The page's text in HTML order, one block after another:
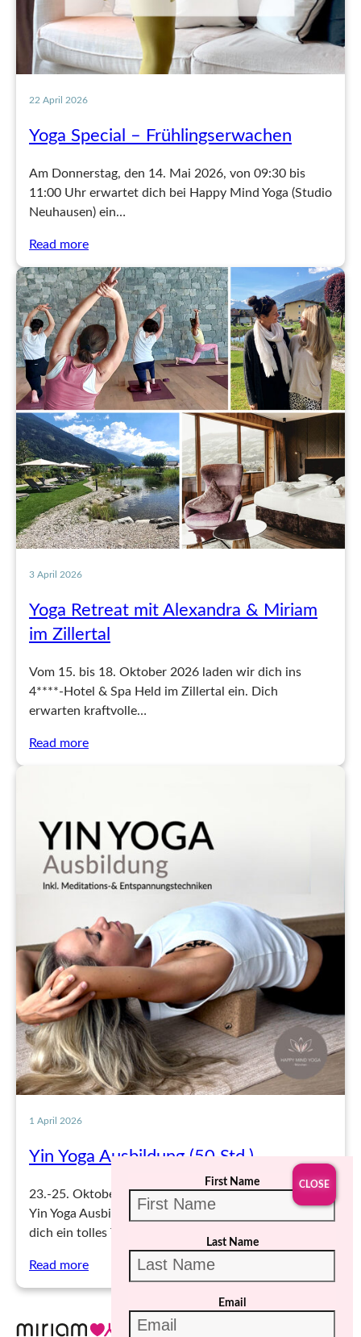
22 April 2026
Yoga Special – Frühlingserwachen
Am Donnerstag, den 14. Mai 2026, von 09:30 bis
11:00 Uhr erwartet dich bei Happy Mind Yoga (Studio
Neuhausen) ein…
Read more
3 April 2026
Yoga Retreat mit Alexandra & Miriam
im Zillertal
Vom 15. bis 18. Oktober 2026 laden wir dich ins
4****-Hotel & Spa Held im Zillertal ein. Dich
erwarten kraftvolle…
Read more
1 April 2026
Yin Yoga Ausbildung (50 Std.)
23.-25. Oktober & 27.-29. November 2026. Bei der
Yin Yoga Ausbildung von Happy Mind Yoga erwartet
dich ein tolles Team…
Read more
First Name
Last Name
Email